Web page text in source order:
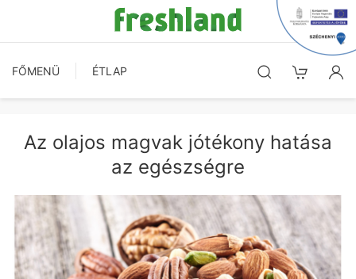
FŐMENÜ ÉTLAP
Az olajos magvak jótékony hatása
az egészségre